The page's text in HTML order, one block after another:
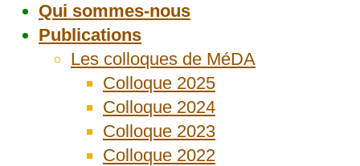
Qui sommes-nous
Publications
Les colloques de MéDA
Colloque 2025
Colloque 2024
Colloque 2023
Colloque 2022